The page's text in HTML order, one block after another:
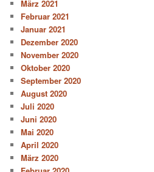
März 2021
Februar 2021
Januar 2021
Dezember 2020
November 2020
Oktober 2020
September 2020
August 2020
Juli 2020
Juni 2020
Mai 2020
April 2020
März 2020